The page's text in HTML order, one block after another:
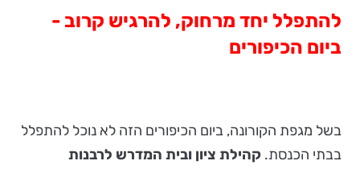
להתפלל יחד מרחוק, להרגיש קרוב -
ביום הכיפורים
בשל מגפת הקורונה, ביום הכיפורים הזה לא נוכל להתפלל
בבתי הכנסת. קהילת ציון ובית המדרש לרבנות